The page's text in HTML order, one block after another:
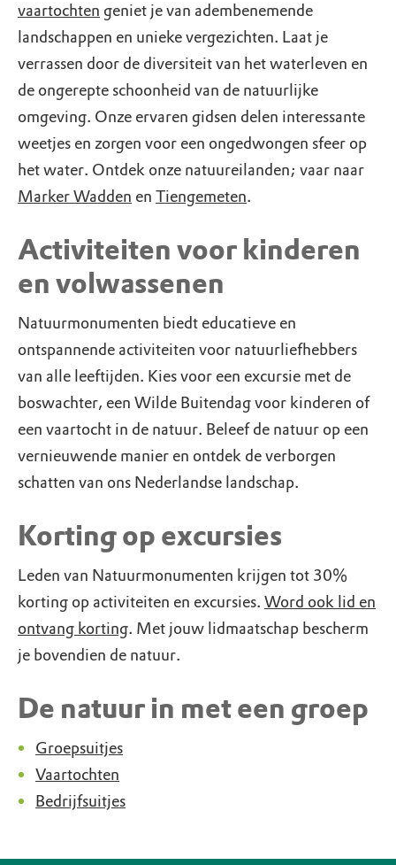
vaartochten geniet je van adembenemende
landschappen en unieke vergezichten. Laat je
verrassen door de diversiteit van het waterleven en
de ongerepte schoonheid van de natuurlijke
omgeving. Onze ervaren gidsen delen interessante
weetjes en zorgen voor een ongedwongen sfeer op
het water. Ontdek onze natuureilanden; vaar naar
Marker Wadden en Tiengemeten.
Activiteiten voor kinderen
en volwassenen
Natuurmonumenten biedt educatieve en
ontspannende activiteiten voor natuurliefhebbers
van alle leeftijden. Kies voor een excursie met de
boswachter, een Wilde Buitendag voor kinderen of
een vaartocht in de natuur. Beleef de natuur op een
vernieuwende manier en ontdek de verborgen
schatten van ons Nederlandse landschap.
Korting op excursies
Leden van Natuurmonumenten krijgen tot 30%
korting op activiteiten en excursies. Word ook lid en
ontvang korting. Met jouw lidmaatschap bescherm
je bovendien de natuur.
De natuur in met een groep
Groepsuitjes
Vaartochten
Bedrijfsuitjes